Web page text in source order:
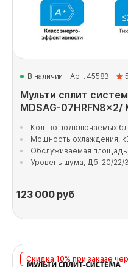
В наличии Арт. 45583
Мульти сплит
MDSAG-07HRFN8x2/
Кол-во подключаемых
Мощность охлаждения,
Обслуживаемая
Уровень шума, Дб: 20/22/
123 000руб
Скидка 10% при заказе